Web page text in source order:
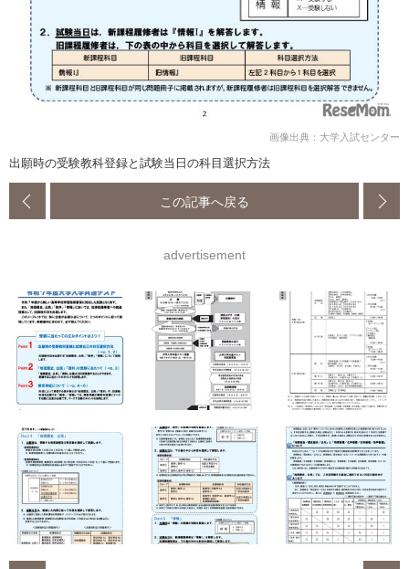
画像出典：大学入試センター
出願時の受験教科登録と試験当日の科目選択方法
この記事へ戻る
advertisement